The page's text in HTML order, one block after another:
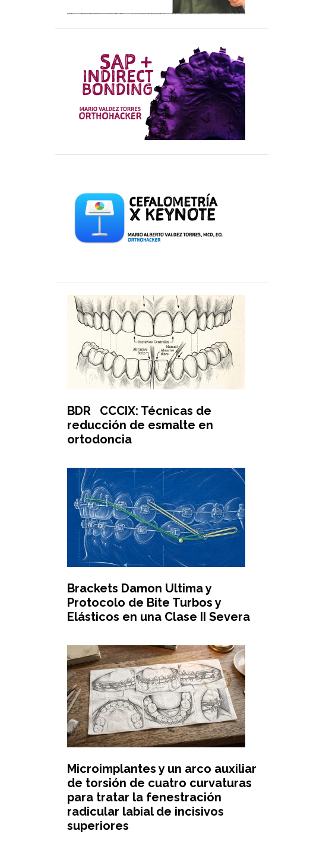
BDR CCCIX: Técnicas de
reducción de esmalte en
ortodoncia
Brackets Damon Ultima y
Protocolo de Bite Turbos y
Elásticos en una Clase II Severa
Microimplantes y un arco auxiliar
de torsión de cuatro curvaturas
para tratar la fenestración
radicular labial de incisivos
superiores